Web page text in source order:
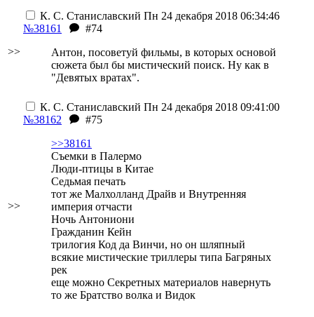
>>
К. С. Станиславский Пн 24 декабря 2018 06:34:46
№38161
#74
Антон, посоветуй фильмы, в которых основой
сюжета был бы мистический поиск. Ну как в
"Девятых вратах".
>>
К. С. Станиславский Пн 24 декабря 2018 09:41:00
№38162
#75
>>38161
Съемки в Палермо
Люди-птицы в Китае
Седьмая печать
тот же Малхолланд Драйв и Внутренняя
империя отчасти
Ночь Антониони
Гражданин Кейн
трилогия Код да Винчи, но он шляпный
всякие мистические триллеры типа Багряных
рек
еще можно Секретных материалов навернуть
то же Братство волка и Видок